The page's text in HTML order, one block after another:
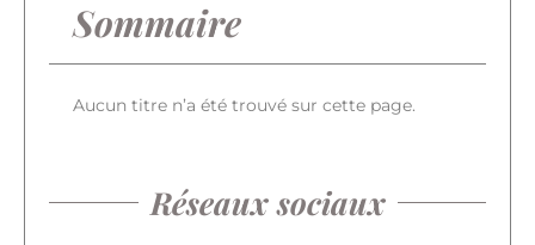
Sommaire
Aucun titre n’a été trouvé sur cette page.
Réseaux sociaux